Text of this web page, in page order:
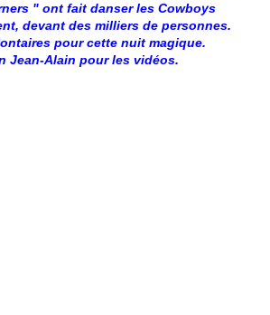
" ont fait danser les Cowboys
devant des milliers de personnes.
pour cette nuit magique.
Jean-Alain pour les vidéos.